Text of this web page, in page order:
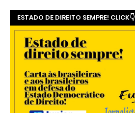
ESTADO DE DIREITO SEMPRE! CLICK👇